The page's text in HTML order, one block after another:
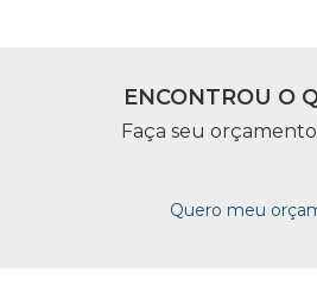
ENCONTROU O
Faça seu
Quero meu